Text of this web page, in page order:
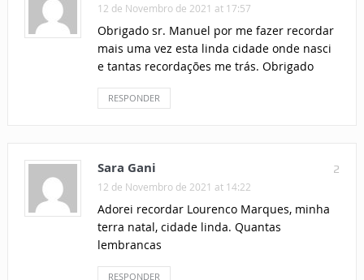
12 de Novembro de 2021 at 17:57
Obrigado sr. Manuel por me fazer recordar
mais uma vez esta linda cidade onde nasci
e tantas recordações me trás. Obrigado
RESPONDER
2
Sara Gani
12 de Novembro de 2021 at 14:22
Adorei recordar Lourenco Marques, minha
terra natal, cidade linda. Quantas
lembrancas
RESPONDER